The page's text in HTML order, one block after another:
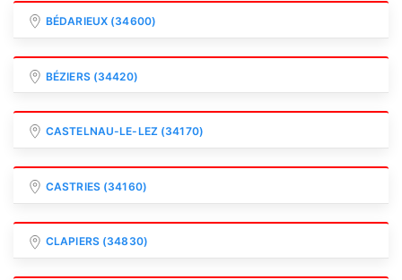
BÉDARIEUX (34600)
BÉZIERS (34420)
CASTELNAU-LE-LEZ (34170)
CASTRIES (34160)
CLAPIERS (34830)